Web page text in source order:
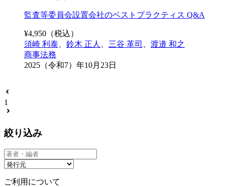
監査等委員会設置会社のベストプラクティス Q&A
¥4,950 （税込）
須崎 利泰
鈴木 正人 三谷 革司
渡邉 和之
商事法務
2025（令和7）年10月23日
1
絞り込み
ご利用について